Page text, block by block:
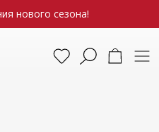
нового сезона!